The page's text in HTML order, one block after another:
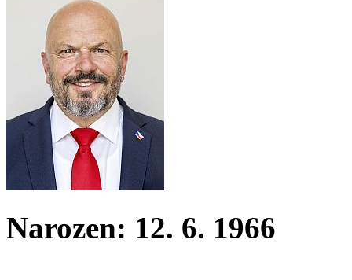
Narozen: 12. 6. 1966